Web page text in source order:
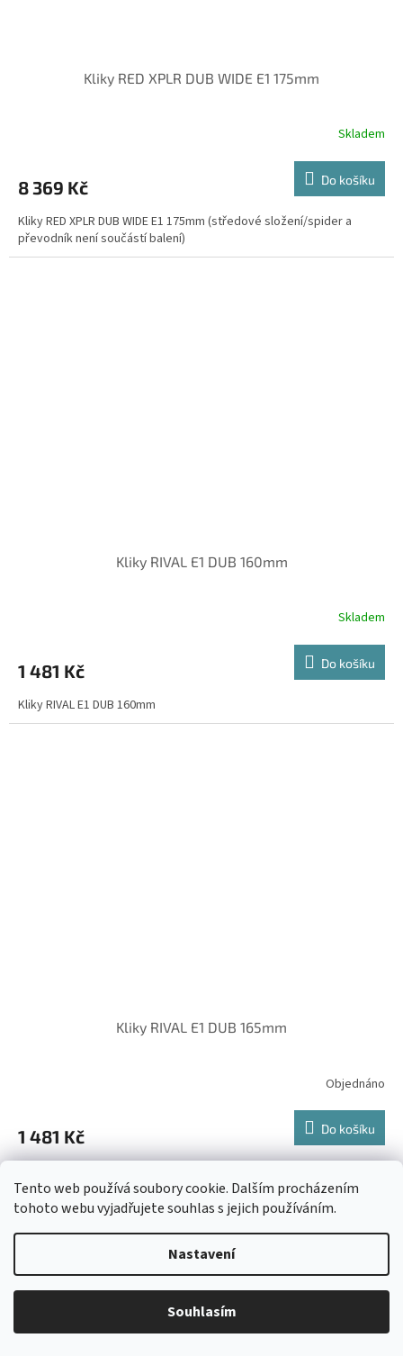
Tento web používá soubory cookie. Dalším procházením
tohoto webu vyjadřujete souhlas s jejich používáním.
Nastavení
Souhlasím
Kliky RED XPLR DUB WIDE E1 175mm
Skladem
8 369 Kč Do košíku
Kliky RED XPLR DUB WIDE E1 175mm (středové složení/spider a
převodník není součástí balení)
Kliky RIVAL E1 DUB 160mm
Skladem
1 481 Kč Do košíku
Kliky RIVAL E1 DUB 160mm
Kliky RIVAL E1 DUB 165mm
Objednáno
1 481 Kč Do košíku